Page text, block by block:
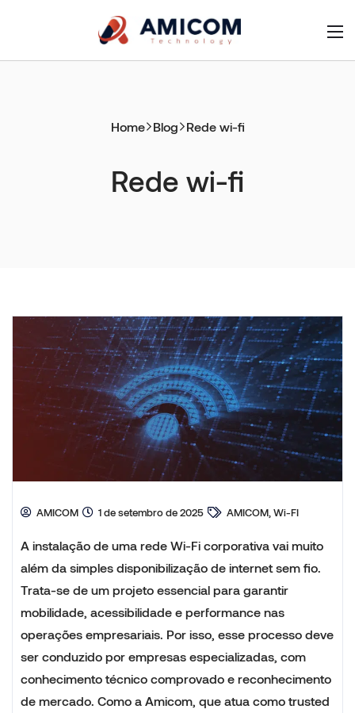
Home Blog Rede wi-fi
Rede wi-fi
AMICOM 1 de setembro de 2025 AMICOM, Wi-FI
A instalação de uma rede Wi-Fi corporativa vai muito
além da simples disponibilização de internet sem fio.
Trata-se de um projeto essencial para garantir
mobilidade, acessibilidade e performance nas
operações empresariais. Por isso, esse processo deve
ser conduzido por empresas especializadas, com
conhecimento técnico comprovado e reconhecimento
de mercado. Como a Amicom, que atua como trusted